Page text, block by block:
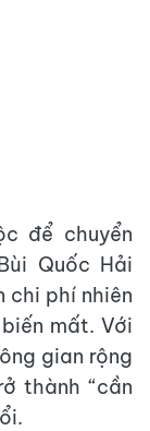
để chuyển
Quốc Hải
chi phí nhiên
mất. Với
gian rộng
thành “cần